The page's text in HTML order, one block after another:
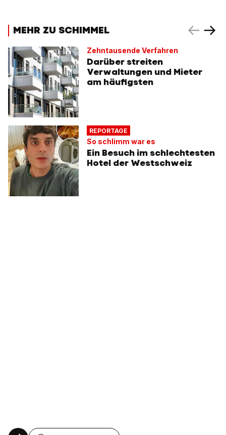
MEHR ZU SCHIMMEL
Zehntausende Verfahren
Darüber streiten
Verwaltungen und Mieter
am häufigsten
REPORTAGE
So schlimm war es
Ein Besuch im schlechtesten
Hotel der Westschweiz